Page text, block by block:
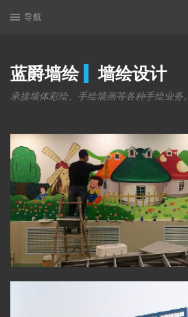
导航
蓝爵墙绘 墙绘设计
承接墙体彩绘、手绘墙画等各种手绘业务。